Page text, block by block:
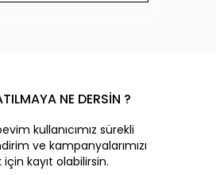
NE DERSİN ?
kullanıcımız sürekli
ve kampanyalarımızı
kayıt olabilirsin.